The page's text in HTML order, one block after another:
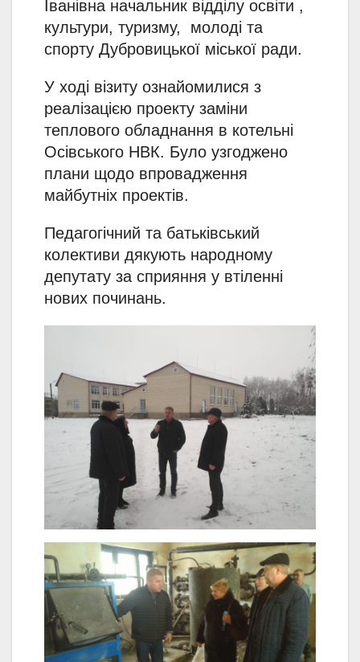
Іванівна начальник відділу освіти ,
культури, туризму, молоді та
спорту Дубровицької міської ради.
У ході візиту ознайомилися з
реалізацією проекту заміни
теплового обладнання в котельні
Осівського НВК. Було узгоджено
плани щодо впровадження
майбутніх проектів.
Педагогічний та батьківський
колективи дякують народному
депутату за сприяння у втіленні
нових починань.